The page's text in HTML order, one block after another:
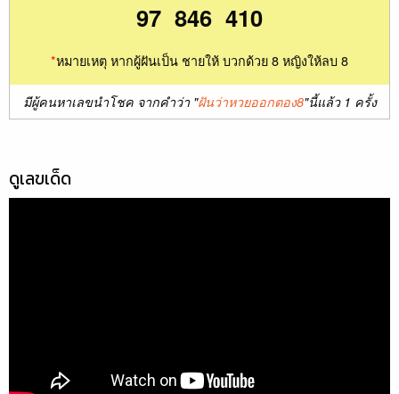
97 846 410
*หมายเหตุ หากผู้ฝันเป็น ชายให้ บวกด้วย 8 หญิงให้ลบ 8
มีผู้คนหาเลขนำโชค จากคำว่า "ฝันว่าหวยออกตอง8"นี้แล้ว 1 ครั้ง
ดูเลขเด็ด